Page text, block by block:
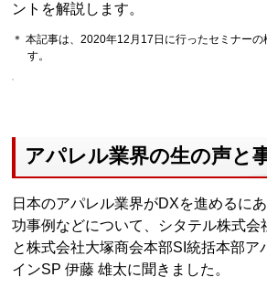
ントを解説します。
＊ 本記事は、2020年12月17日に行ったセミナー
す。
アパレル業界の生の声と
日本のアパレル業界がDXを進めるに
功事例などについて、シタテル株式会
と株式会社大塚商会本部SI統括本部ア
インSP 伊藤 雄太に聞きました。